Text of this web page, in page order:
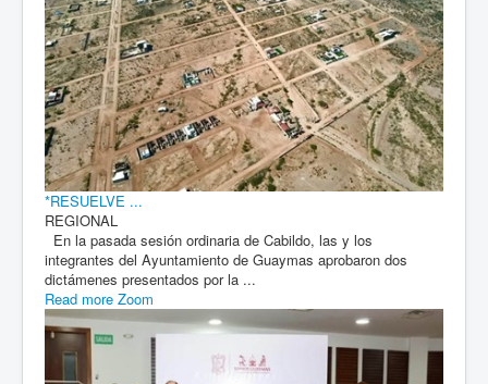
*RESUELVE ...
REGIONAL
En la pasada sesión ordinaria de Cabildo, las y los
integrantes del Ayuntamiento de Guaymas aprobaron dos
dictámenes presentados por la ...
Read more Zoom